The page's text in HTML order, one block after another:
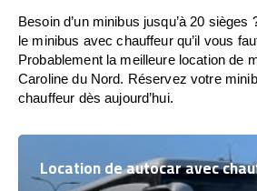
Besoin d’un minibus jusqu’à 20 sièges
le minibus avec chauffeur qu’il vous
Probablement la meilleure location de
Caroline du Nord. Réservez votre
chauffeur dès aujourd’hui.
Location de autocar avec